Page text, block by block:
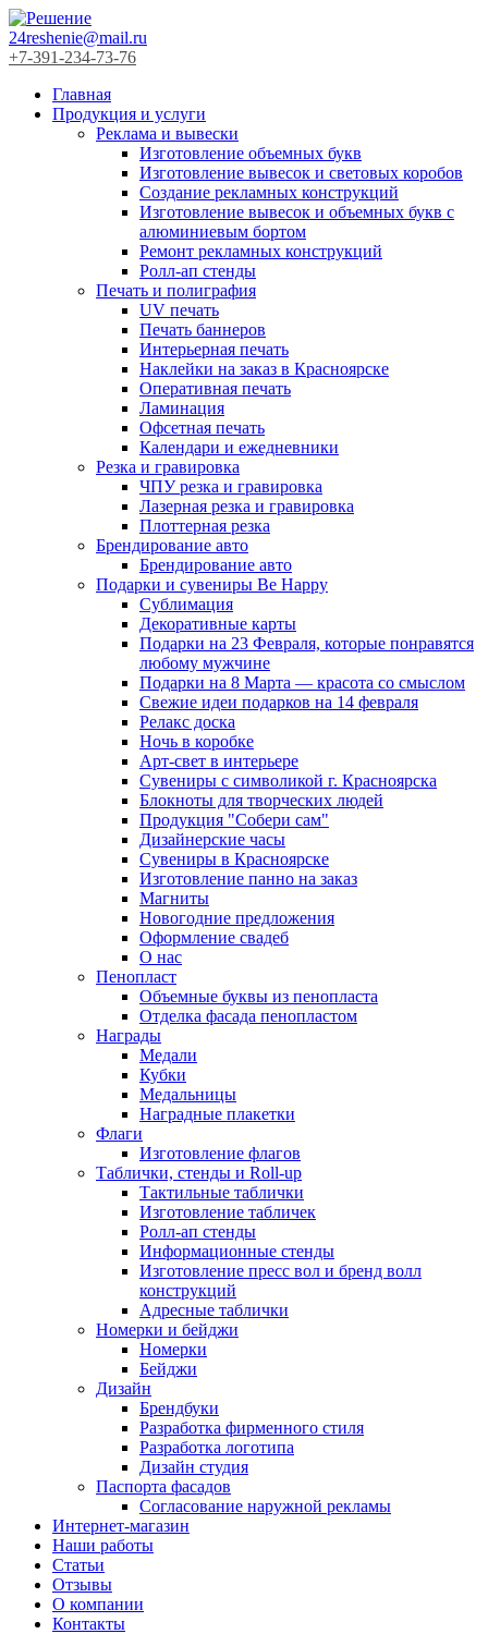
24reshenie@mail.ru
+7-391-234-73-76
Главная
Продукция и услуги
Реклама и вывески
Изготовление объемных букв
Изготовление вывесок и световых коробов
Создание рекламных конструкций
Изготовление вывесок и объемных букв с
алюминиевым бортом
Ремонт рекламных конструкций
Ролл-ап стенды
Печать и полиграфия
UV печать
Печать баннеров
Интерьерная печать
Наклейки на заказ в Красноярске
Оперативная печать
Ламинация
Офсетная печать
Календари и ежедневники
Резка и гравировка
ЧПУ резка и гравировка
Лазерная резка и гравировка
Плоттерная резка
Брендирование авто
Брендирование авто
Подарки и сувениры Be Happy
Сублимация
Декоративные карты
Подарки на 23 Февраля, которые понравятся
любому мужчине
Подарки на 8 Марта — красота со смыслом
Свежие идеи подарков на 14 февраля
Релакс доска
Ночь в коробке
Арт-свет в интерьере
Сувениры с символикой г. Красноярска
Блокноты для творческих людей
Продукция "Собери сам"
Дизайнерские часы
Сувениры в Красноярске
Изготовление панно на заказ
Магниты
Новогодние предложения
Оформление свадеб
О нас
Пенопласт
Объемные буквы из пенопласта
Отделка фасада пенопластом
Награды
Медали
Кубки
Медальницы
Наградные плакетки
Флаги
Изготовление флагов
Таблички, стенды и Roll-up
Тактильные таблички
Изготовление табличек
Ролл-ап стенды
Информационные стенды
Изготовление пресс вол и бренд волл
конструкций
Адресные таблички
Номерки и бейджи
Номерки
Бейджи
Дизайн
Брендбуки
Разработка фирменного стиля
Разработка логотипа
Дизайн студия
Паспорта фасадов
Согласование наружной рекламы
Интернет-магазин
Наши работы
Статьи
Отзывы
О компании
Контакты